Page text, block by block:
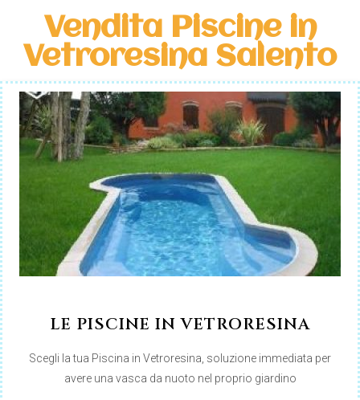
Vendita Piscine in
Vetroresina Salento
LE PISCINE IN VETRORESINA
Scegli la tua Piscina in Vetroresina, soluzione immediata per
avere una vasca da nuoto nel proprio giardino